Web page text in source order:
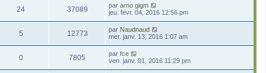
24 37089 par arno gigm
jeu. févr. 04, 2016 12:56 pm
5 12773 par Naudnaud
mer. janv. 13, 2016 1:07 am
0 7805 par fce
ven. janv. 01, 2016 11:29 pm